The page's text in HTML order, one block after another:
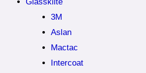
3M
Aslan
Mactac
Intercoat